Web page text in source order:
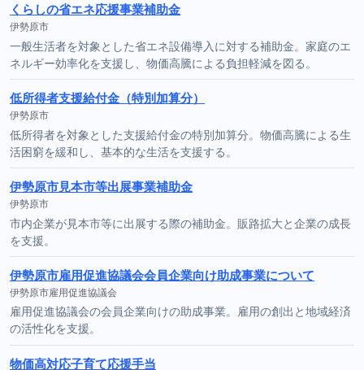
くらしの省エネ応援事業補助金
伊勢原市
一般生活者を対象とした省エネ設備導入に対する補助金。家庭のエ
ネルギー効率化を支援し、物価高騰による負担軽減を図る。
低所得者支援給付金（特別加算分）
伊勢原市
低所得者を対象とした支援給付金の特別加算分。物価高騰による生
活困窮を緩和し、基本的な生活を支援する。
伊勢原市見本市等出展事業補助金
伊勢原市
市内企業が見本市等に出展する際の補助金。販路拡大と企業の成長
を支援。
伊勢原市雇用促進協議会会員企業向け助成事業について
伊勢原市雇用促進協議会
雇用促進協議会の会員企業向けの助成事業。雇用の創出と地域経済
の活性化を支援。
物価高対応子育て応援手当